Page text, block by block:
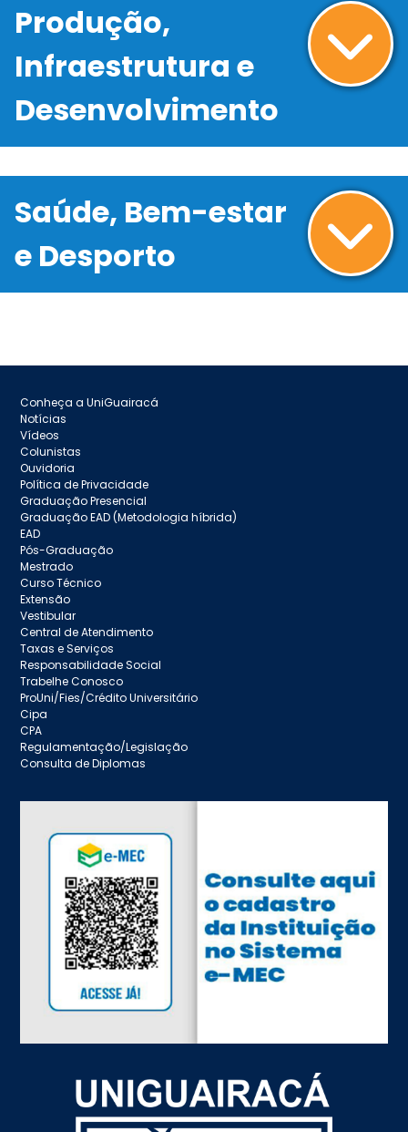
Produção,
Infraestrutura e
Desenvolvimento
Saúde, Bem-estar
e Desporto
Conheça a UniGuairacá
Notícias
Vídeos
Colunistas
Ouvidoria
Política de Privacidade
Graduação Presencial
Graduação EAD (Metodologia híbrida)
EAD
Pós-Graduação
Mestrado
Curso Técnico
Extensão
Vestibular
Central de Atendimento
Taxas e Serviços
Responsabilidade Social
Trabelhe Conosco
ProUni/Fies/Crédito Universitário
Cipa
CPA
Regulamentação/Legislação
Consulta de Diplomas